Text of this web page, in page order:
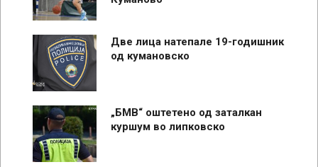
Две лица натепале 19-годишник
од кумановско
„БМВ“ оштетено од заталкан
куршум во липковско